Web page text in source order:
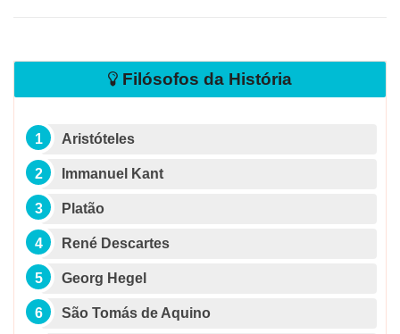
Filósofos da História
Aristóteles
Immanuel Kant
Platão
René Descartes
Georg Hegel
São Tomás de Aquino